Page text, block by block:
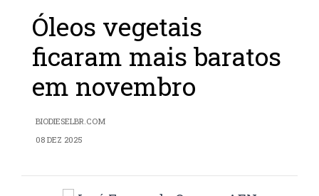
Óleos vegetais
ficaram mais baratos
em novembro
BIODIESELBR.COM
08 DEZ 2025